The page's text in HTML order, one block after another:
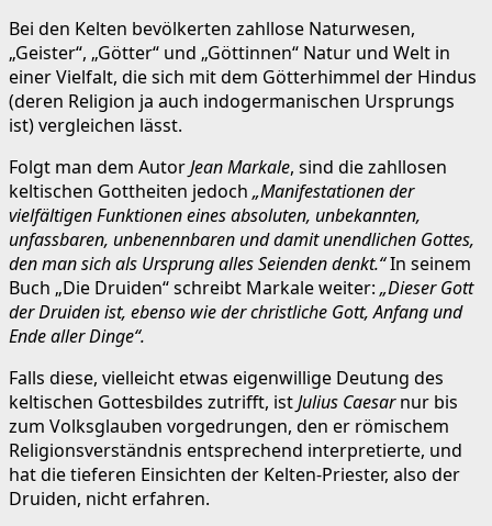
Bei den Kelten bevölkerten zahllose Naturwesen,
„Geister“, „Götter“ und „Göttinnen“ Natur und Welt in
einer Vielfalt, die sich mit dem Götterhimmel der Hindus
(deren Religion ja auch indogermanischen Ursprungs
ist) vergleichen lässt.
Folgt man dem AutorJean Markale, sind die zahllosen
keltischen Gottheiten jedoch „Manifestationen der
vielfältigen Funktionen eines absoluten, unbekannten,
unfassbaren, unbenennbaren und damit unendlichen Gottes,
den man sich als Ursprung alles Seienden denkt.“In seinem
Buch „Die Druiden“ schreibt Markale weiter: „Dieser Gott
der Druiden ist, ebenso wie der christliche Gott, Anfang und
Ende aller Dinge“.
Falls diese, vielleicht etwas eigenwillige Deutung des
keltischen Gottesbildes zutrifft, istJulius Caesarnur bis
zum Volksglauben vorgedrungen, den er römischem
Religionsverständnis entsprechend interpretierte, und
hat die tieferen Einsichten der Kelten-Priester, also der
Druiden, nicht erfahren.